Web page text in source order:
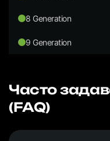
8 Generation
9 Generation
Часто
(FAQ)